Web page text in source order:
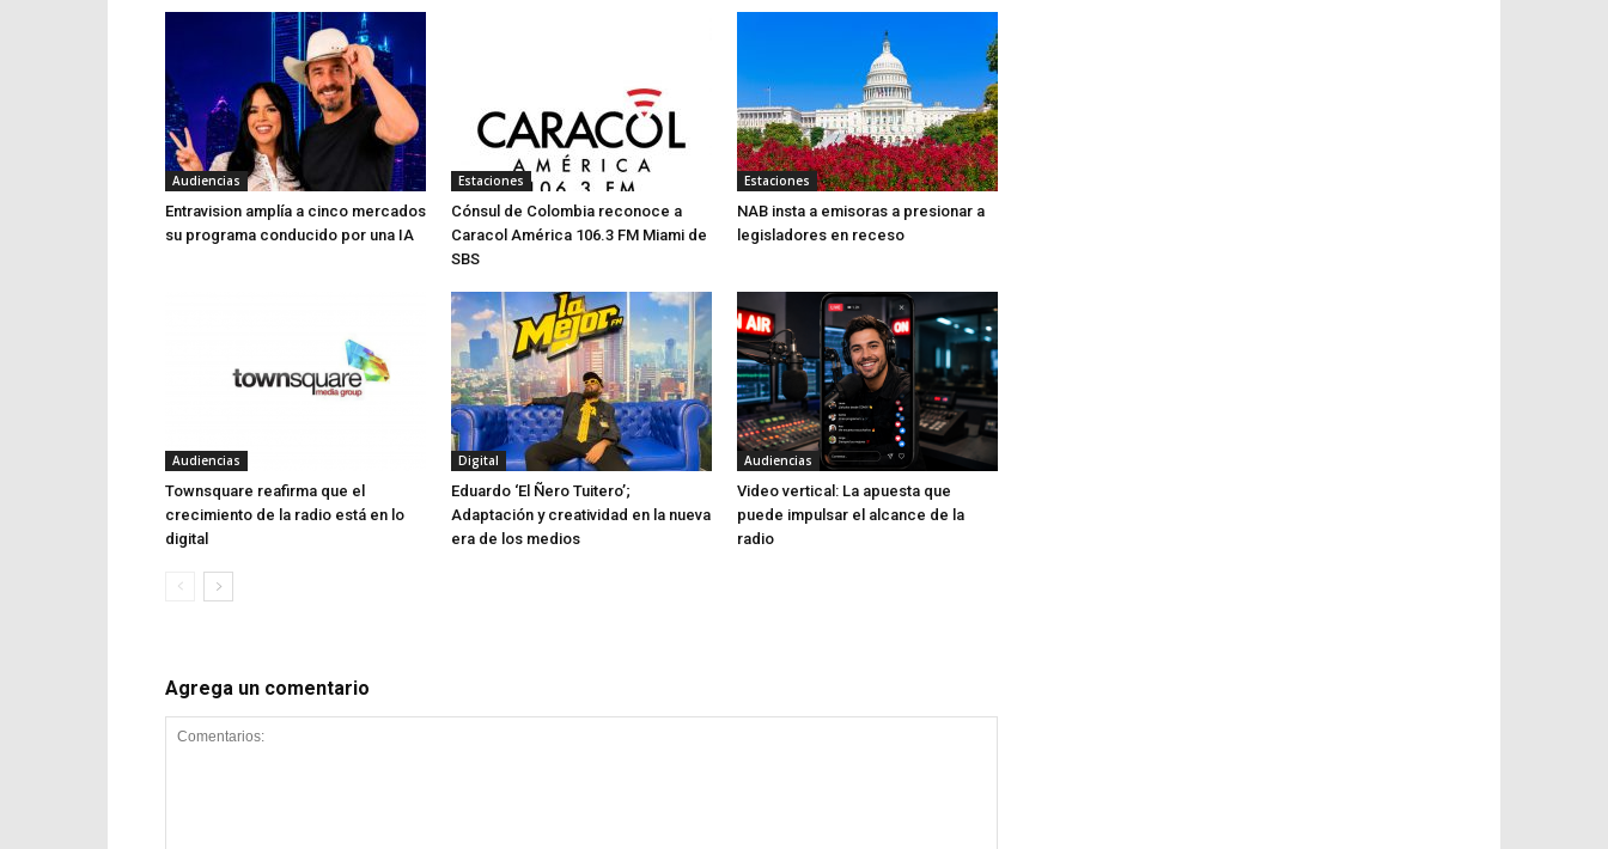
Audiencias
Entravision amplía a cinco mercados
su programa conducido por una IA
Estaciones
Cónsul de Colombia reconoce a
Caracol América 106.3 FM Miami de
SBS
Estaciones
NAB insta a emisoras a presionar a
legisladores en receso
Audiencias
Townsquare reafirma que el
crecimiento de la radio está en lo
digital
Digital
Eduardo ‘El Ñero Tuitero’;
Adaptación y creatividad en la nueva
era de los medios
Audiencias
Video vertical: La apuesta que
puede impulsar el alcance de la
radio
Agrega un comentario